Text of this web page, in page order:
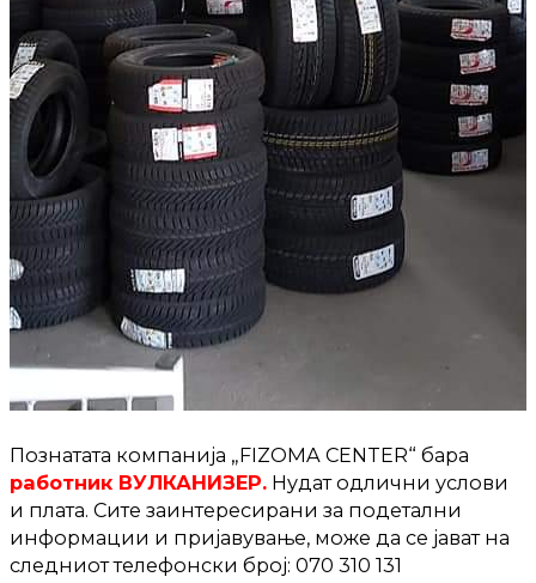
Познатата компанија „FIZOMA CENTER“ бара
работник ВУЛКАНИЗЕР. Нудат одлични услови
и плата. Сите заинтересирани за подетални
информации и пријавување, може да се јават на
следниот телефонски број: 070 310 131